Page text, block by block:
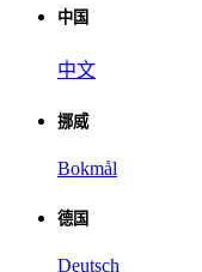
中国
中文
挪威
Bokmål
德国
Deutsch